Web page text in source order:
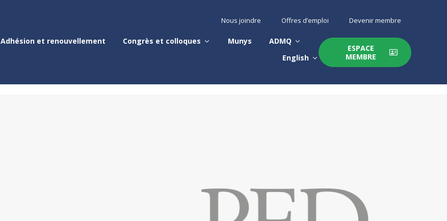
Nous joindre Offres d’emploi Devenir membre
Adhésion et renouvellement Congrès et colloques Munys
ADMQ
English
ESPACE
MEMBRE